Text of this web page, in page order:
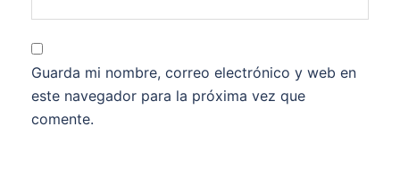
Guarda mi nombre, correo electrónico y web en
este navegador para la próxima vez que
comente.